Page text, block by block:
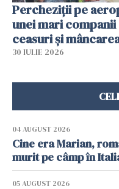
Percheziții pe
unei mari
ceasuri și
30 IULIE 2026
04 AUGUST 2026
Cine era Marian,
murit pe câmp în
05 AUGUST 2026